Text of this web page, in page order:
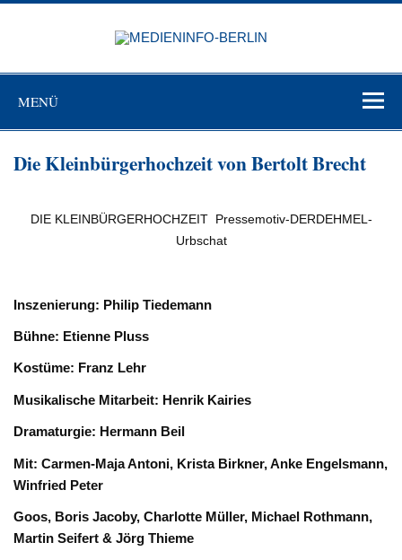
Zum
MENÜ
Die Kleinbürgerhochzeit von Bertolt Brecht
DIE KLEINBÜRGERHOCHZEIT Pressemotiv-DERDEHMEL-
Urbschat
Inszenierung: Philip Tiedemann
Bühne: Etienne Pluss
Kostüme: Franz Lehr
Musikalische Mitarbeit: Henrik Kairies
Dramaturgie: Hermann Beil
Mit: Carmen-Maja Antoni, Krista Birkner, Anke Engelsmann,
Winfried Peter
Goos, Boris Jacoby, Charlotte Müller, Michael Rothmann,
Martin Seifert & JörgThieme